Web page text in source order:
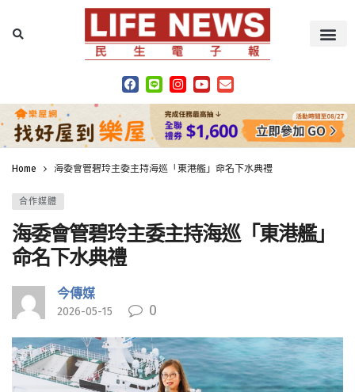
Home 海委會管碧玲主委主持海巡「東港艦」命名下水典禮
合作媒體
海委會管碧玲主委主持海巡「東港艦」
命名下水典禮
今傳媒
2026-05-15 0